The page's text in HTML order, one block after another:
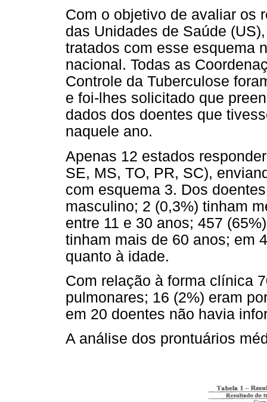
Com o objetivo de avaliar os
das Unidades de Saúde
tratados com esse esquema
nacional. Todas as
Controle da Tuberculose
e foi-lhes solicitado que
dados dos doentes que
naquele ano.
Apenas 12 estados
SE, MS, TO, PR, SC),
com esquema 3. Dos
masculino; 2 (0,3%) tinham
entre 11 e 30 anos; 457
tinham mais de 60 anos; em
quanto à idade.
Com relação à forma clínica
pulmonares; 16 (2%) eram
em 20 doentes não havia
A análise dos prontuários